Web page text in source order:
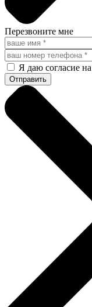
Перезвоните мне
Я даю согласие на